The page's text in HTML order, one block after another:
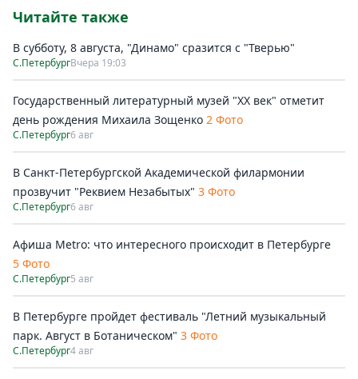
Читайте также
В субботу, 8 августа, "Динамо" сразится с "Тверью"
С.ПетербургВчера 19:03
Государственный литературный музей "ХХ век" отметит
день рождения Михаила Зощенко 2 Фото
С.Петербург6 авг
В Санкт-Петербургской Академической филармонии
прозвучит "Реквием Незабытых" 3 Фото
С.Петербург6 авг
Афиша Metro: что интересного происходит в Петербурге
5 Фото
С.Петербург5 авг
В Петербурге пройдет фестиваль "Летний музыкальный
парк. Август в Ботаническом" 3 Фото
С.Петербург4 авг